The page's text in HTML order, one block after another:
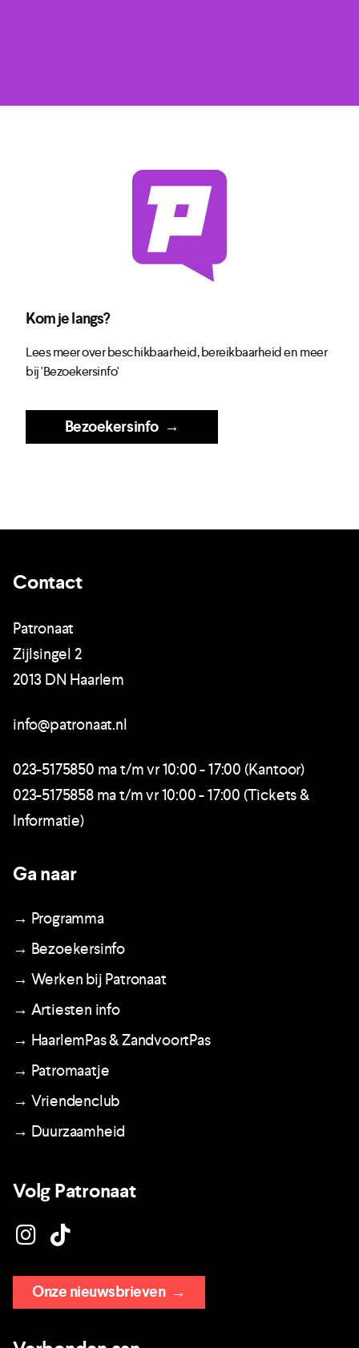
Kom je langs?
Lees meer over beschikbaarheid, bereikbaarheid en meer
bij 'Bezoekersinfo'
Bezoekersinfo→
Contact
Patronaat
Zijlsingel 2
2013 DN Haarlem
info@patronaat.nl
023-5175850 ma t/m vr 10:00 - 17:00 (Kantoor)
023-5175858 ma t/m vr 10:00 - 17:00 (Tickets &
Informatie)
Ga naar
→ Programma
→ Bezoekersinfo
→ Werken bij Patronaat
→ Artiesten info
→ HaarlemPas & ZandvoortPas
→ Patromaatje
→ Vriendenclub
→ Duurzaamheid
Volg Patronaat
Onze nieuwsbrieven→